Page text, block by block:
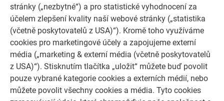
stránky („nezbytné“) a pro statistické vyhodnocení za
účelem zlepšení kvality naší webové stránky („statistika
(včetně poskytovatelů z USA)“). Kromě toho využíváme
cookies pro marketingové účely a zapojujeme externí
média („marketing & externí média (včetně poskytovatelů
z USA)“). Stisknutím tlačítka „uložit“ můžete buď povolit
pouze vybrané kategorie cookies a externích médií, nebo
můžete povolit všechny cookies a média. Tyto cookies